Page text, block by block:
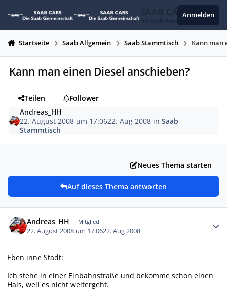
SAAB CARS
Die Saab Gemeinschaft
Anmelden
Startseite Saab Allgemein Saab Stammtisch Kann man
Kann man einen Diesel anschieben?
Teilen
Follower
Andreas_HH
22. August 2008 um 17:0622. Aug 2008 inSaab
Stammtisch
Neues Thema starten
Auf dieses Thema antworten
Andreas_HH Mitglied
22. August 2008 um 17:0622. Aug 2008
Eben inne Stadt:
Ich stehe in einer Einbahnstraße und bekomme schon einen
Hals, weil es nicht weitergeht.